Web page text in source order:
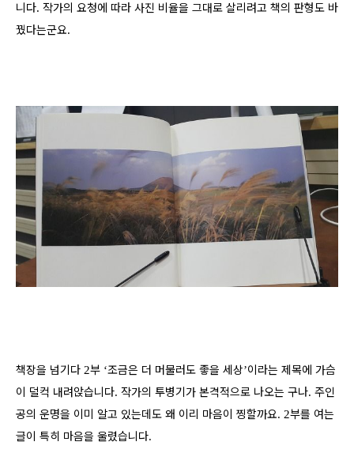
니다. 작가의 요청에 따라 사진 비율을 그대로 살리려고 책의 판형도 바
꿨다는군요.
책장을 넘기다 2부 ‘조금은 더 머물러도 좋을 세상’이라는 제목에 가슴
이 덜컥 내려앉습니다. 작가의 투병기가 본격적으로 나오는 구나. 주인
공의 운명을 이미 알고 있는데도 왜 이리 마음이 찡할까요. 2부를 여는
글이 특히 마음을 울렸습니다.